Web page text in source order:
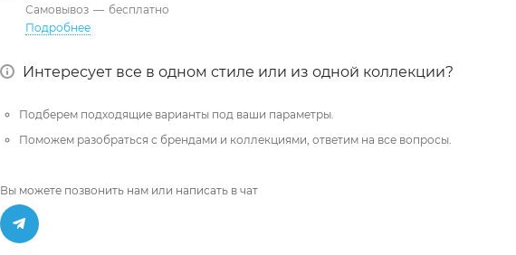
Самовывоз — бесплатно
Подробнее
Интересует все в одном стиле или из одной коллекции?
Подберем подходящие варианты под ваши параметры.
Поможем разобраться с брендами и коллекциями, ответим на все вопросы.
Вы можете позвонить нам или написать в чат